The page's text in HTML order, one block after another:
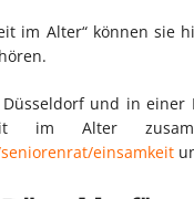
im Alter“ können sie
und in
im Alter
einsamkeit